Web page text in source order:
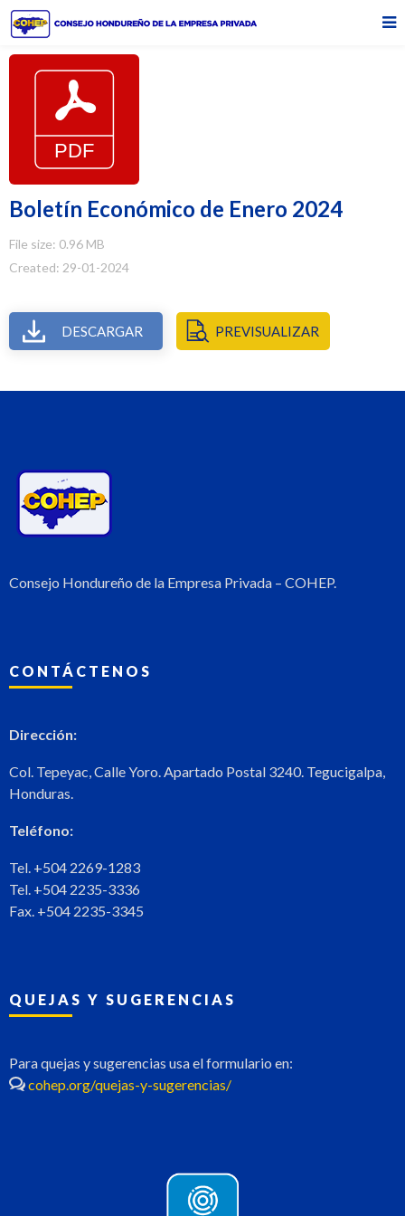
Boletín Económico de Enero 2024
File size: 0.96 MB
Created: 29-01-2024
DESCARGAR PREVISUALIZAR
Consejo Hondureño de la Empresa Privada – COHEP.
CONTÁCTENOS
Dirección:
Col. Tepeyac, Calle Yoro. Apartado Postal 3240. Tegucigalpa,
Honduras.
Teléfono:
Tel. +504 2269-1283
Tel. +504 2235-3336
Fax. +504 2235-3345
QUEJAS Y SUGERENCIAS
Para quejas y sugerencias usa el formulario en:
cohep.org/quejas-y-sugerencias/